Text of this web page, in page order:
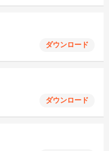
ダウンロード
ダウンロード